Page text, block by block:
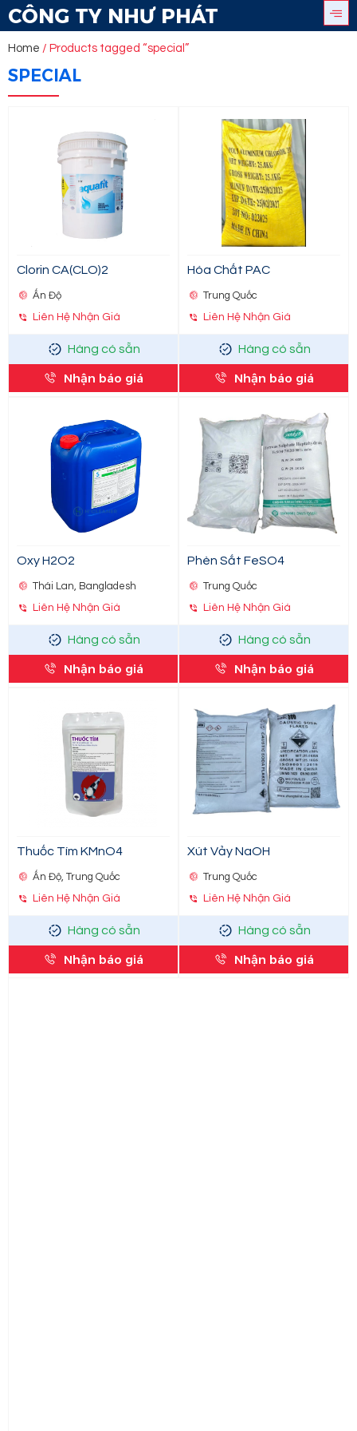
CÔNG TY NHƯ PHÁT
Home / Products tagged “special”
SPECIAL
Clorin CA(CLO)2
Ấn Độ
Liên Hệ Nhận Giá
Hàng có sẵn
Nhận báo giá
Hóa Chất PAC
Trung Quốc
Liên Hệ Nhận Giá
Hàng có sẵn
Nhận báo giá
Oxy H2O2
Thái Lan, Bangladesh
Liên Hệ Nhận Giá
Hàng có sẵn
Nhận báo giá
Phèn Sắt FeSO4
Trung Quốc
Liên Hệ Nhận Giá
Hàng có sẵn
Nhận báo giá
Thuốc Tím KMnO4
Ấn Độ, Trung Quốc
Liên Hệ Nhận Giá
Hàng có sẵn
Nhận báo giá
Xút Vảy NaOH
Trung Quốc
Liên Hệ Nhận Giá
Hàng có sẵn
Nhận báo giá